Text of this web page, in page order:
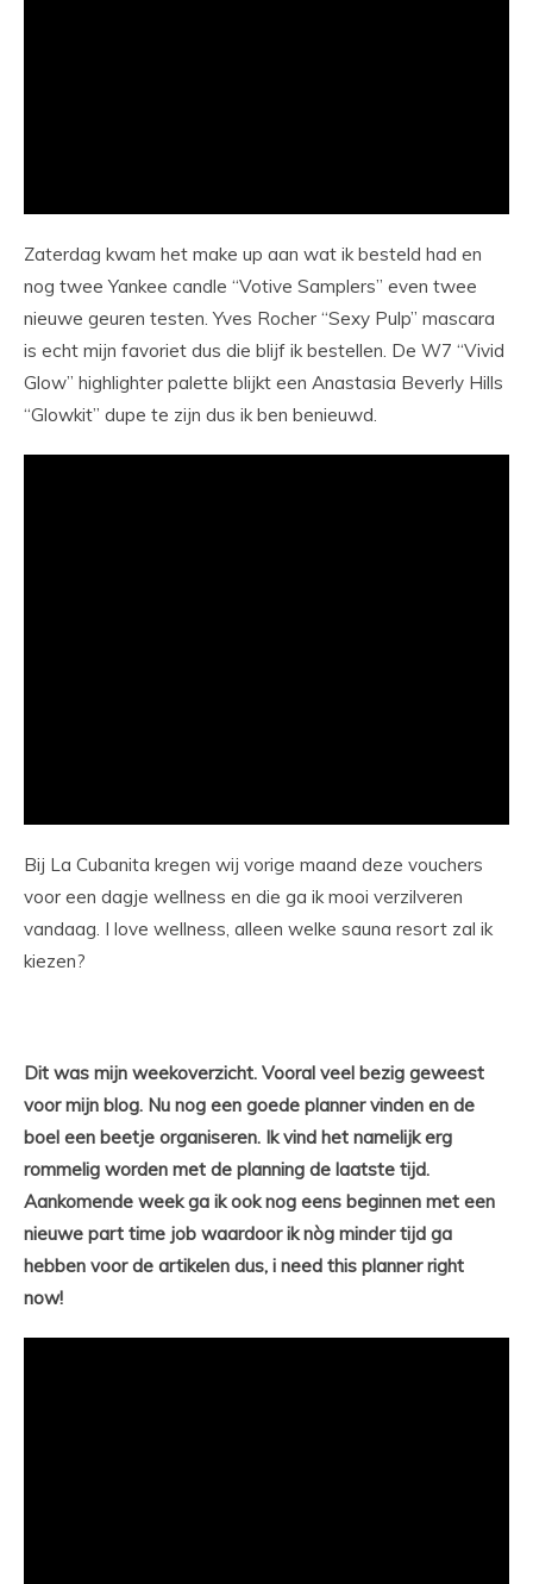
Zaterdag kwam het make up aan wat ik besteld had en
nog twee Yankee candle “Votive Samplers” even twee
nieuwe geuren testen. Yves Rocher “Sexy Pulp” mascara
is echt mijn favoriet dus die blijf ik bestellen. De W7 “Vivid
Glow” highlighter palette blijkt een Anastasia Beverly Hills
“Glowkit” dupe te zijn dus ik ben benieuwd.
Bij La Cubanita kregen wij vorige maand deze vouchers
voor een dagje wellness en die ga ik mooi verzilveren
vandaag. I love wellness, alleen welke sauna resort zal ik
kiezen?
Dit was mijn weekoverzicht. Vooral veel bezig geweest
voor mijn blog. Nu nog een goede planner vinden en de
boel een beetje organiseren. Ik vind het namelijk erg
rommelig worden met de planning de laatste tijd.
Aankomende week ga ik ook nog eens beginnen met een
nieuwe part time job waardoor ik nòg minder tijd ga
hebben voor de artikelen dus, i need this planner right
now!